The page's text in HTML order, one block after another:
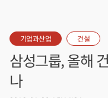
기업과산업 건설
삼성그룹, 올해
나